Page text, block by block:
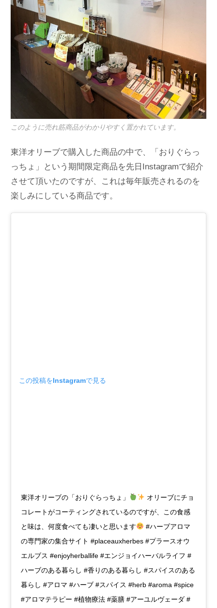
このように売れ筋商品がわかりやすく置かれています。
東洋オリーブで購入した商品の中で、「おりぐらっ
っちょ」という期間限定商品を先日Instagramで紹介
させて頂いたのですが、これは毎年販売されるのを
楽しみにしている商品です。
この投稿をInstagramで見る
東洋オリーブの「おりぐらっちょ」
オリーブにチョ
コレートがコーティングされているのですが、この食感
と味は、何度食べても凄いと思います
#ハーブアロマ
の専門家の集合サイト #placeauxherbes #プラースオウ
エルブス #enjoyherballife #エンジョイハーバルライフ #
ハーブのある暮らし #香りのある暮らし #スパイスのある
暮らし #アロマ #ハーブ #スパイス #herb #aroma #spice
#アロマテラピー #植物療法 #薬膳 #アーユルヴェーダ #